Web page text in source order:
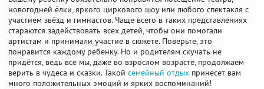
новогодней ёлки, яркого циркового шоу или любого спектакля с
участием звёзд и гимнастов. Чаще всего в таких представлениях
стараются задействовать всех детей, чтобы они помогали
артистам и принимали участие в сюжете. Поверьте, это
понравится каждому ребенку. Но и родителям скучать не
придётся, ведь все мы, даже во взрослом возрасте, продолжаем
верить в чудеса и сказки. Такой семейный отдых принесет вам
много положительных эмоций и ярких воспоминаний!